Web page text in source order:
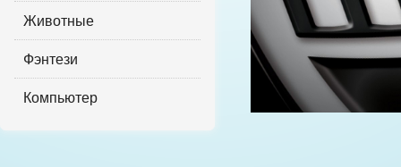
Животные
Фэнтези
Компьютер